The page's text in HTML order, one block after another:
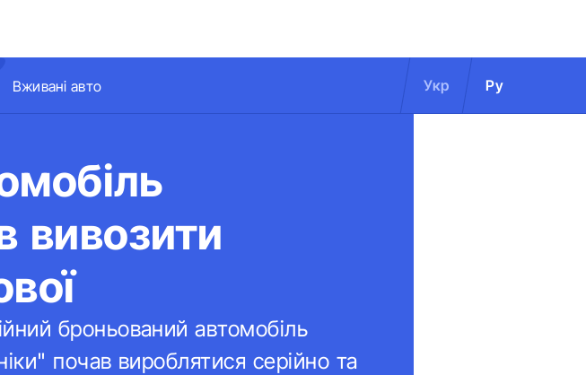
Вживані авто Укр Ру
вивозити
броньований автомобіль
почав вироблятися серійно та